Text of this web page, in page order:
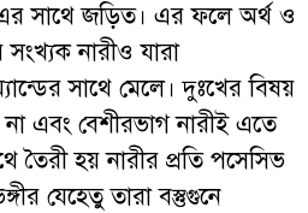
সাথে জড়িত। এর ফলে অর্থ ও
নারীও যারা
সাথে মেলে। দুঃখের বিষয়
না এবং বেশীরভাগ নারীই এতে
তৈরী হয় নারীর প্রতি পসেসিভ
যেহেতু তারা বস্তুগুনে